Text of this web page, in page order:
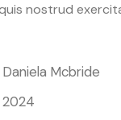
nostrud
Daniela Mcbride
2024